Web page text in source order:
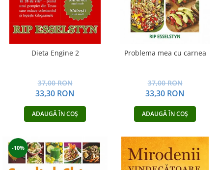
Dieta Engine 2
37,00 RON
33,30 RON
ADAUGĂ ÎN COȘ
Problema mea cu carnea
37,00 RON
33,30 RON
ADAUGĂ ÎN COȘ
-10%